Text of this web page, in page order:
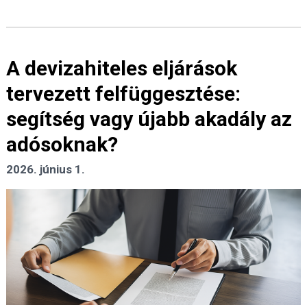
A devizahiteles eljárások
tervezett felfüggesztése:
segítség vagy újabb akadály az
adósoknak?
2026. június 1.